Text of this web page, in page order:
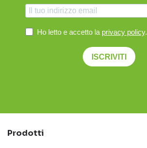
Ho letto e accetto la privacy policy.
ISCRIVITI
Prodotti